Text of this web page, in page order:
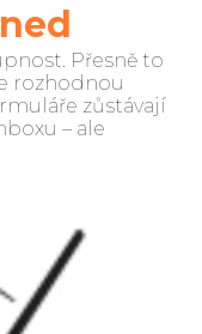
Přesně to
rozhodnou
zůstávají
– ale